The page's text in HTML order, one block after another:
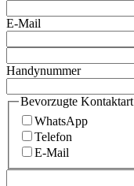
E-Mail
Handynummer
Bevorzugte Kontaktart
WhatsApp
Telefon
E-Mail